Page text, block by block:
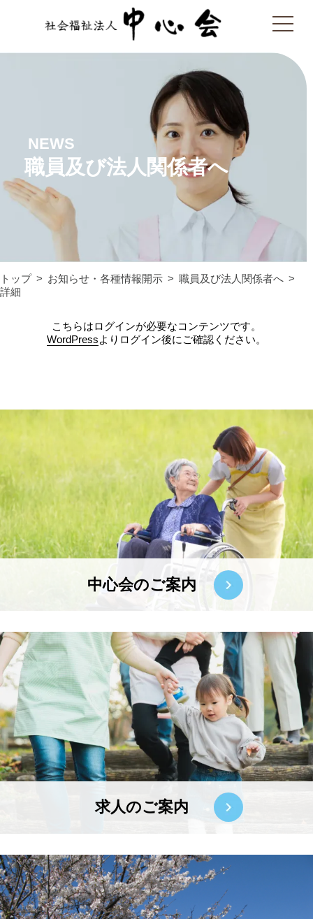
NEWS
職員及び法人関係者へ
トップ お知らせ・各種情報開示
職員及び法人関係者へ
詳細
こちらはログインが必要なコンテンツです。
WordPressよりログイン後にご確認ください。
中心会のご案内
求人のご案内